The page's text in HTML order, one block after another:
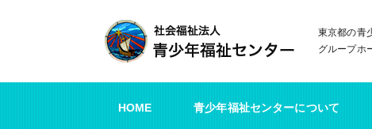
東京都の青
グループホ
HOME 青少年福祉センターについて